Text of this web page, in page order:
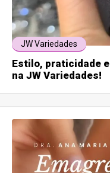
JW Variedades
Estilo, praticidade
na JW Variedades!